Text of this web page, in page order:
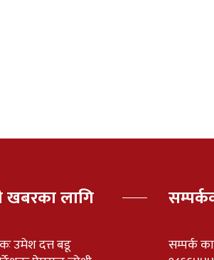
खबरका लागि
उमेश दत्त बडू
सम्पर्क